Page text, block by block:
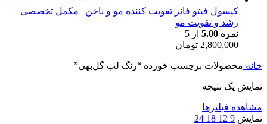
کپسول فیتو فانر تقویت کننده مو و ناخن | مکمل تخصصی
رشد و تقویت مو
نمره 5.00 از 5
2,800,000 تومان
خانه محصولات برچسب خورده “رنگ لب گل‌بهی”
نمایش یک نتیجه
مشاهده فیلترها
نمایش 9
12
18
24